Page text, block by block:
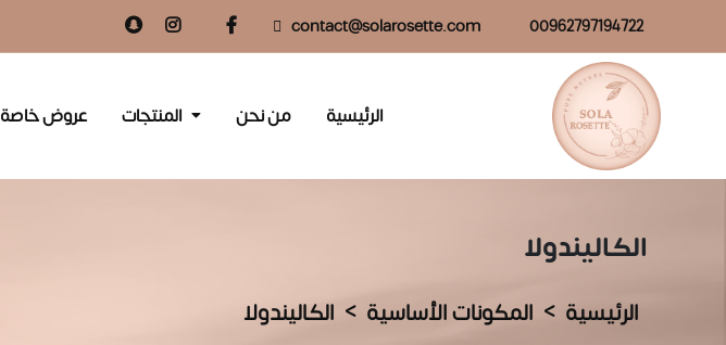
00962797194722
contact@solarosette.com
الرئيسية من نحن المنتجات عروض خاصة
الكاليندولا
الرئيسية المكونات الأساسية الكاليندولا